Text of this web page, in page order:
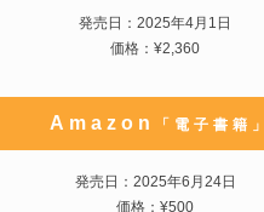
発売日：2025年4月1日
価格：¥2,360
Amazon 「電子書籍」
発売日：2025年6月24日
価格：¥500